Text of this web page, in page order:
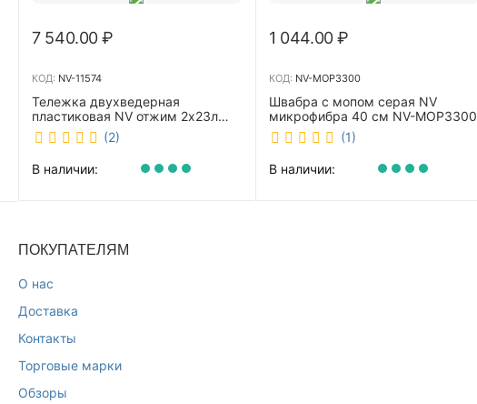
7 540.00₽
КОД: NV-11574
Тележка двухведерная
пластиковая NV отжим 2х23л
NV-11574
(2)
В наличии:
1 044.00₽
КОД: NV-MOP3300
Швабра с мопом серая NV
микрофибра 40 см NV-MOP3300
(1)
В наличии:
ПОКУПАТЕЛЯМ
О нас
Доставка
Контакты
Торговые марки
Обзоры